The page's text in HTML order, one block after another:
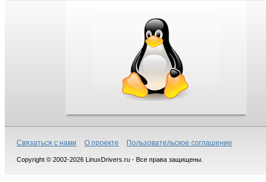
Связаться с нами О проекте Пользовательское соглашение
Copyright © 2002-2026 LinuxDrivers.ru - Все права защищены.